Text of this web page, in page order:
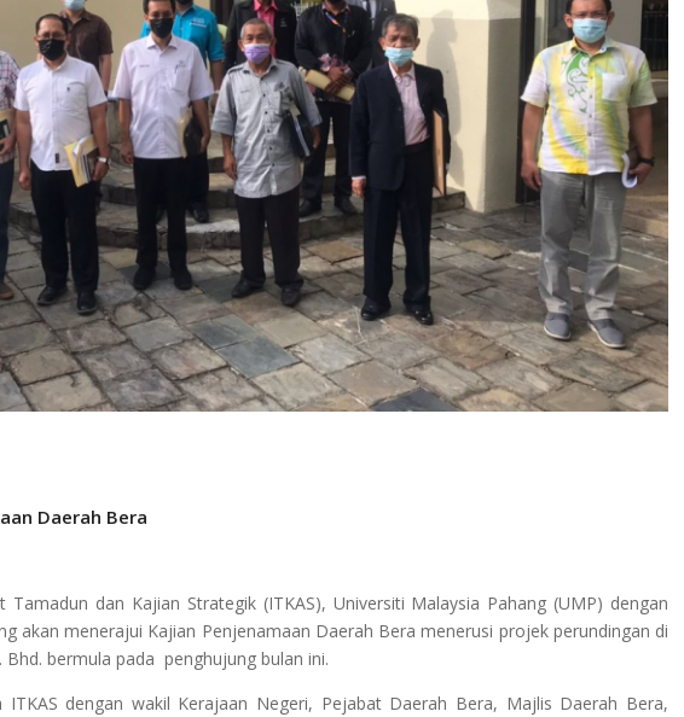
Daerah Bera
dan Kajian Strategik (ITKAS), Universiti Malaysia Pahang (UMP) dengan
akan menerajui Kajian Penjenamaan Daerah Bera menerusi projek perundingan di
Bhd. bermula pada penghujung bulan ini.
dengan wakil Kerajaan Negeri, Pejabat Daerah Bera, Majlis Daerah Bera,